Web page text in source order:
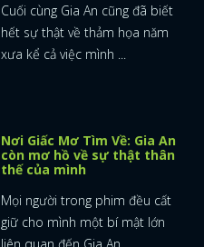
Cuối cùng Gia An cũng đã biết
hết sự thật về thảm họa năm
xưa kể cả việc mình ...
Nơi Giấc Mơ Tìm Về: Gia An
còn mơ hồ về sự thật thân
thế của mình
Mọi người trong phim đều cất
giữ cho mình một bí mật lớn
liên quan đến Gia An, ...